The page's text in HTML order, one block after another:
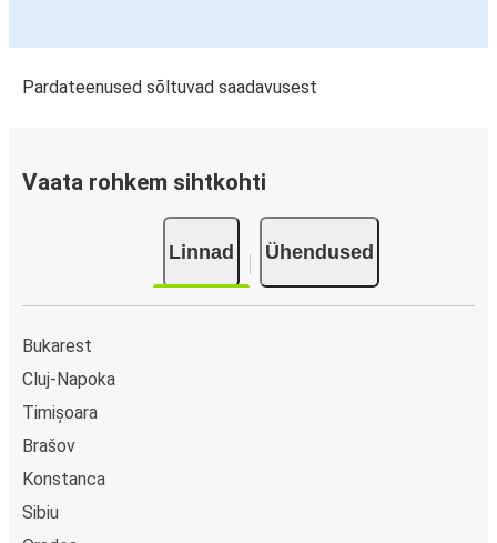
Pardateenused sõltuvad saadavusest
Vaata rohkem sihtkohti
Linnad Ühendused
Bukarest
Cluj-Napoka
Timișoara
Brašov
Konstanca
Sibiu